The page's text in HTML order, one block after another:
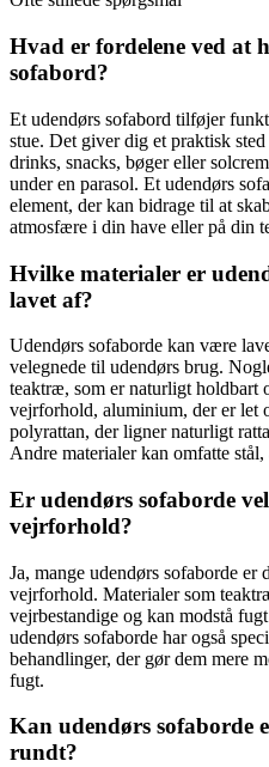
Hvad er fordelene ved at
sofabord?
Et udendørs sofabord tilføjer
stue. Det giver dig et praktisk
drinks, snacks, bøger eller
under en parasol. Et udendørs
element, der kan bidrage til at
atmosfære i din have eller på din
Hvilke materialer er
lavet af?
Udendørs sofaborde kan være
velegnede til udendørs brug.
teaktræ, som er naturligt holdbart
vejrforhold, aluminium, der er let
polyrattan, der ligner naturligt
Andre materialer kan omfatte
Er udendørs sofaborde
vejrforhold?
Ja, mange udendørs sofaborde er
vejrforhold. Materialer som
vejrbestandige og kan modstå
udendørs sofaborde har også
behandlinger, der gør dem mere
fugt.
Kan udendørs sofaborde
rundt?